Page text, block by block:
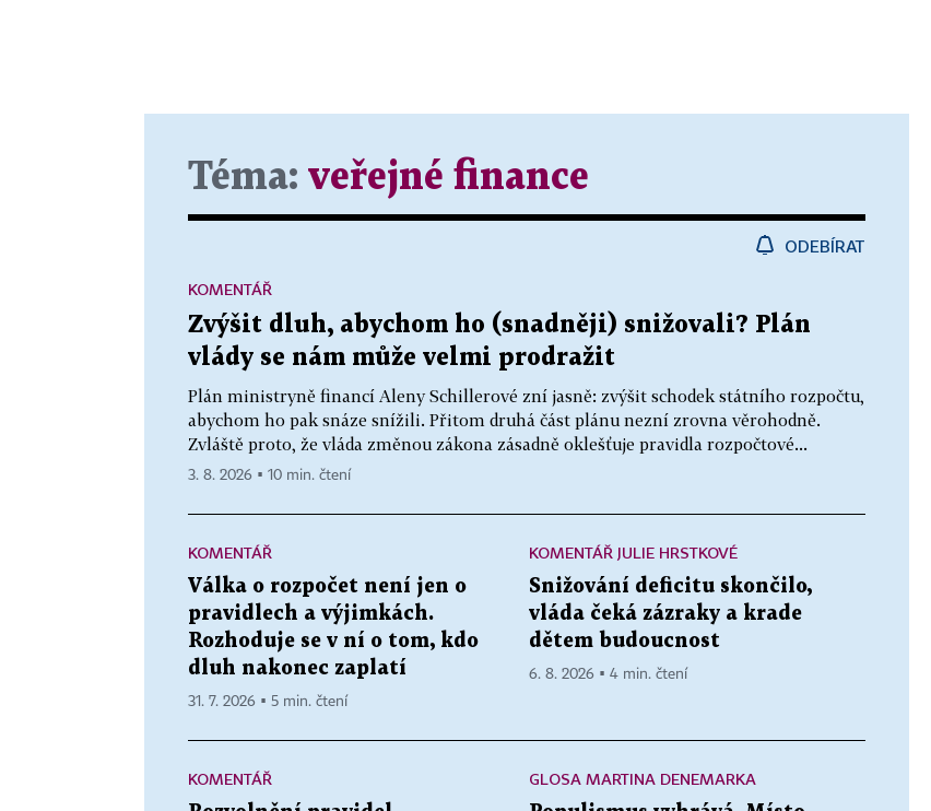
Téma: veřejné finance
ODEBÍRAT
Zvýšit dluh, abychom ho (snadněji) snižovali? Plán
vlády se nám může velmi prodražit
Plán ministryně financí Aleny Schillerové zní jasně: zvýšit schodek státního rozpočtu,
abychom ho pak snáze snížili. Přitom druhá část plánu nezní zrovna věrohodně.
Zvláště proto, že vláda změnou zákona zásadně oklešťuje pravidla rozpočtové...
KOMENTÁŘ
3. 8. 2026 ▪ 10 min. čtení
KOMENTÁŘ
Válka o rozpočet není jen o
pravidlech a výjimkách.
Rozhoduje se v ní o tom, kdo
dluh nakonec zaplatí
31. 7. 2026 ▪ 5 min. čtení
KOMENTÁŘ JULIE HRSTKOVÉ
Snižování deficitu skončilo,
vláda čeká zázraky a krade
dětem budoucnost
6. 8. 2026 ▪ 4 min. čtení
KOMENTÁŘ
GLOSA MARTINA DENEMARKA